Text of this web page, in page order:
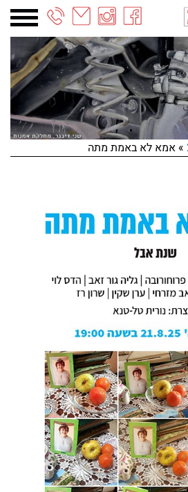
03-
6887090
»אמא לא באמת מתה